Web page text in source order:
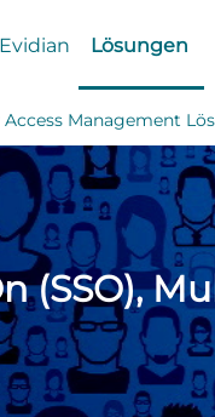
Evidian Lösungen
Management
(SSO),